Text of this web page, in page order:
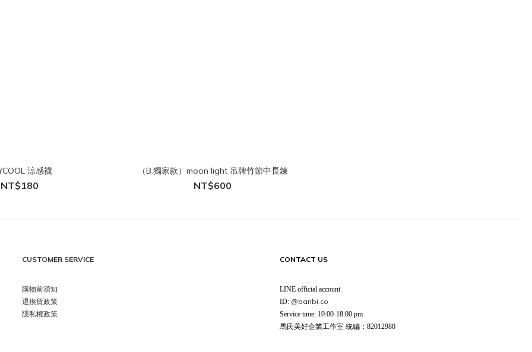
涼感襪
NT$180
（B.獨家款）moon light 吊牌竹節中長鍊
NT$600
CUSTOMER SERVICE
購物前須知
退換貨政策
隱私權政策
CONTACT US
LINE official account
ID: @banbi.co
Service time: 10:00-18:00 pm
馬氏美好企業工作室 統編：82012980